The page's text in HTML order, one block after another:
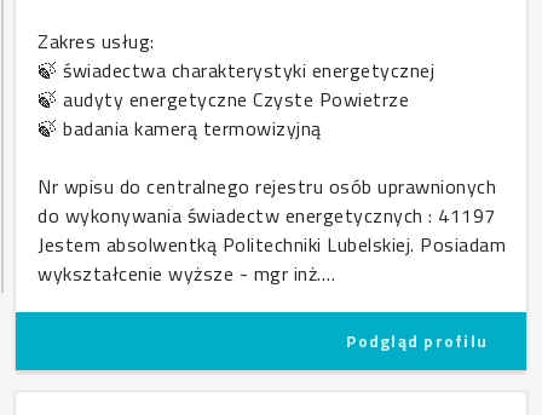
Zakres usług:
🍃 świadectwa charakterystyki energetycznej
🍃 audyty energetyczne Czyste Powietrze
🍃 badania kamerą termowizyjną
Nr wpisu do centralnego rejestru osób uprawnionych
do wykonywania świadectw energetycznych : 41197
Jestem absolwentką Politechniki Lubelskiej. Posiadam
wykształcenie wyższe - mgr inż.…
Podgląd profilu